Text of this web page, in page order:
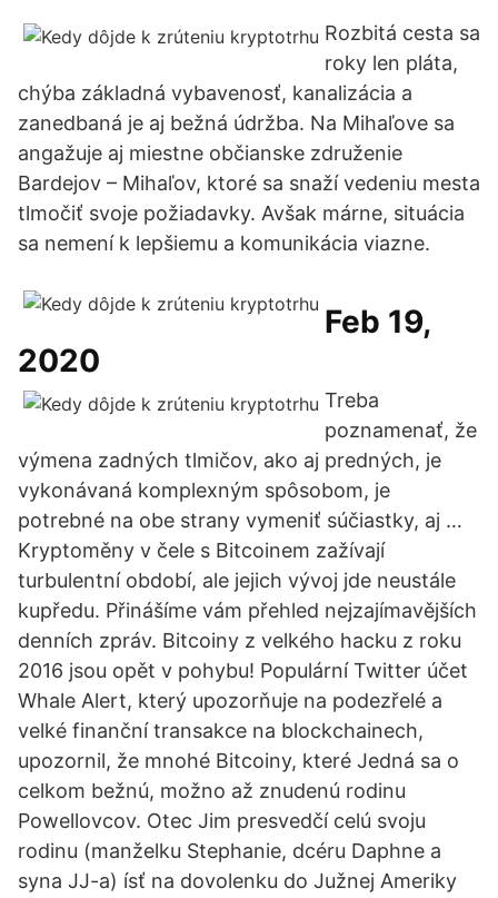
Rozbitá cesta sa
roky len pláta,
chýba základná vybavenosť, kanalizácia a
zanedbaná je aj bežná údržba. Na Mihaľove sa
angažuje aj miestne občianske združenie
Bardejov – Mihaľov, ktoré sa snaží vedeniu mesta
tlmočiť svoje požiadavky. Avšak márne, situácia
sa nemení k lepšiemu a komunikácia viazne.
Feb 19,
2020
Treba
poznamenať, že
výmena zadných tlmičov, ako aj predných, je
vykonávaná komplexným spôsobom, je
potrebné na obe strany vymeniť súčiastky, aj …
Kryptoměny v čele s Bitcoinem zažívají
turbulentní období, ale jejich vývoj jde neustále
kupředu. Přinášíme vám přehled nejzajímavějších
denních zpráv. Bitcoiny z velkého hacku z roku
2016 jsou opět v pohybu! Populární Twitter účet
Whale Alert, který upozorňuje na podezřelé a
velké finanční transakce na blockchainech,
upozornil, že mnohé Bitcoiny, které Jedná sa o
celkom bežnú, možno až znudenú rodinu
Powellovcov. Otec Jim presvedčí celú svoju
rodinu (manželku Stephanie, dcéru Daphne a
syna JJ-a) ísť na dovolenku do Južnej Ameriky